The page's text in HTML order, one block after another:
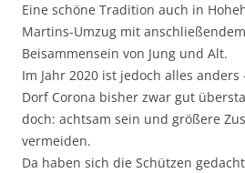
Eine schöne Tradition auch in
Martins-Umzug mit
Beisammensein von Jung und Alt.
Im Jahr 2020 ist jedoch alles
Dorf Corona bisher zwar gut
doch: achtsam sein und größere
vermeiden.
Da haben sich die Schützen